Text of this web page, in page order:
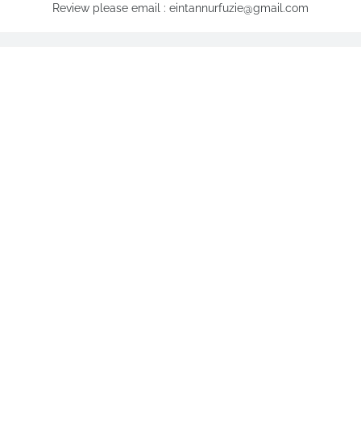
Review please email : eintannurfuzie@gmail.com